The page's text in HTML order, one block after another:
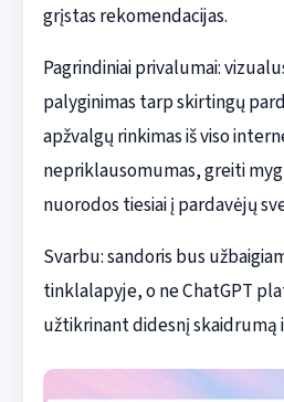
grįstas rekomendacijas.
Pagrindiniai privalumai:
palyginimas tarp skirtingų
apžvalgų rinkimas iš viso
nepriklausomumas, greiti
nuorodos tiesiai į pardavėjų
Svarbu: sandoris bus
tinklalapyje, o ne ChatGPT
užtikrinant didesnį